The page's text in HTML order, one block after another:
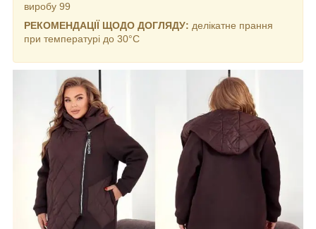
виробу 99
РЕКОМЕНДАЦІЇ ЩОДО ДОГЛЯДУ: делікатне прання
при температурі до 30°C